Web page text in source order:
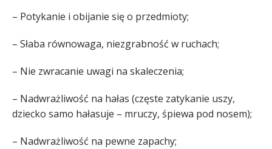
– Potykanie i obijanie się o przedmioty;
– Słaba równowaga, niezgrabność w ruchach;
– Nie zwracanie uwagi na skaleczenia;
– Nadwrażliwość na hałas (częste zatykanie uszy,
dziecko samo hałasuje – mruczy, śpiewa pod nosem);
– Nadwrażliwość na pewne zapachy;